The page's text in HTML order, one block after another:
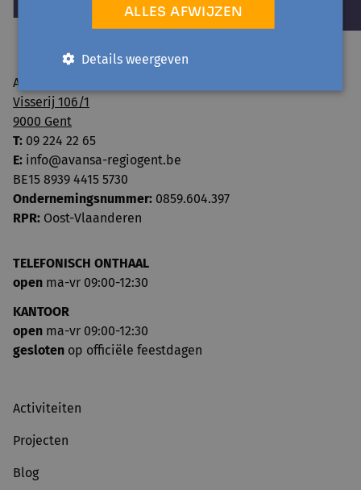
Avansa regio Gent vzw
Visserij 106/1
9000 Gent
T: 09 224 22 65
E: info@avansa-regiogent.be
BE15 8939 4415 5730
Ondernemingsnummer: 0859.604.397
RPR: Oost-Vlaanderen
TELEFONISCH ONTHAAL
open ma-vr 09:00-12:30
KANTOOR
open ma-vr 09:00-12:30
gesloten op officiële feestdagen
Activiteiten
Projecten
Blog
ALLES AFWIJZEN
Details weergeven